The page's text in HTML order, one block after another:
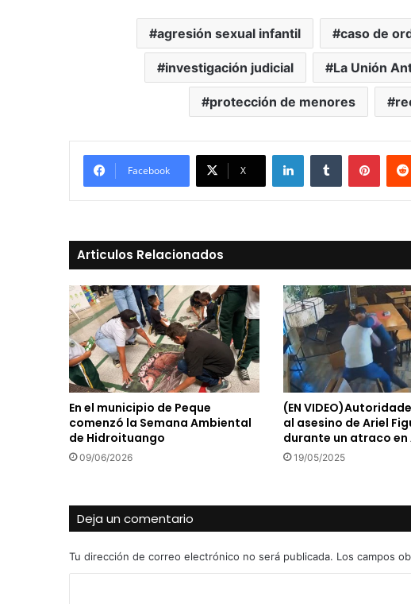
agresión sexual infantil caso de
investigación judicial La Unión
protección de menores
Facebook X
LinkedInTumblr
Articulos Relacionados
En el municipio de Peque
comenzó la Semana Ambiental
de Hidroituango
09/06/2026
(EN
al asesino de Ariel
durante un atraco en
19/05/2025
Deja un comentario
Tu dirección de correo electrónico no será publicada. Los campos